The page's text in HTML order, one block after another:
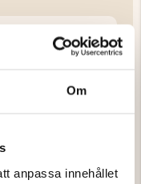
Om
anpassa innehållet